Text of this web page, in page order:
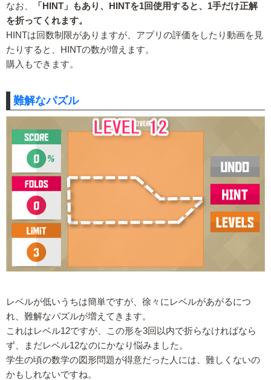
なお、
「HINT」もあり、HINTを1回使用すると、1手だけ正解
を折ってくれます。
HINTは回数制限がありますが、アプリの評価をしたり動画を見
たりすると、HINTの数が増えます。
購入もできます。
難解なパズル
レベルが低いうちは簡単ですが、徐々にレベルがあがるにつ
れ、難解なパズルが増えてきます。
これはレベル12ですが、この形を3回以内で折らなければなら
ず、まだレベル12なのにかなり悩みました。
学生の頃の数学の図形問題が得意だった人には、難しくないの
かもしれないですね。